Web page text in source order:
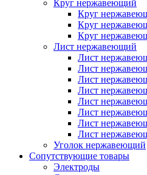
Круг нержавеющий
Круг
Круг
Круг
Лист нержавеющий
Лист
Лист
Лист
Лист
Лист
Лист
Лист
Лист
Уголок нержавеющий
Cопутствующие товары
Электроды